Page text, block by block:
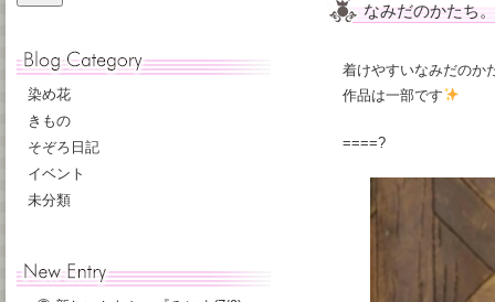
なみだのかたち。
着けやすいなみだのか
作品は一部です
====?
染め花
きもの
そぞろ日記
イベント
未分類